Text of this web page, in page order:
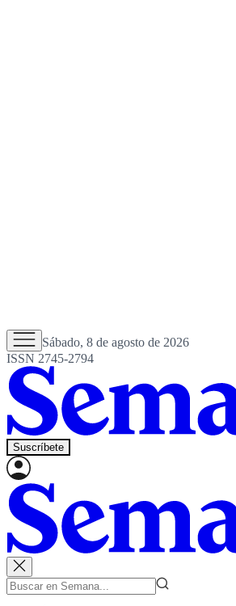
Sábado, 8 de agosto de 2026
ISSN 2745-2794
Suscríbete